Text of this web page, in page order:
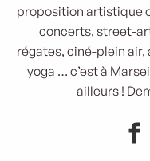
proposition artistique
concerts, street-
régates, ciné-plein air,
yoga … c’est à
ailleurs !